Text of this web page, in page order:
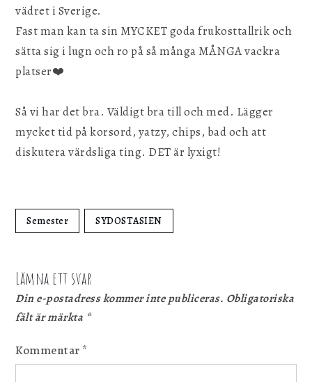
vädret i Sverige.
Fast man kan ta sin MYCKET goda frukosttallrik och
sätta sig i lugn och ro på så många MÅNGA vackra
platser❤️
Så vi har det bra. Väldigt bra till och med. Lägger
mycket tid på korsord, yatzy, chips, bad och att
diskutera värdsliga ting. DET är lyxigt!
Semester SYDOSTASIEN
Lämna ett svar
Din e-postadress kommer inte publiceras. Obligatoriska
fält är märkta *
Kommentar*